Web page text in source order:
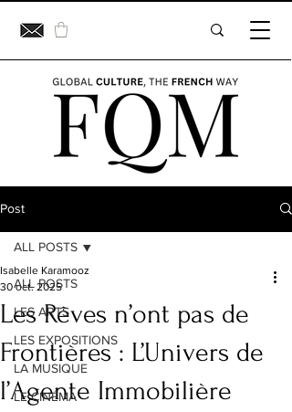
Post
ALL POSTS
LES ARTS
LES EXPOSITIONS
LA MUSIQUE
LE CINÉMA
ALL POSTS
Les Rêves n’ont pas de
Frontières : L’Univers de
l’Agente Immobilière
Isabelle Karamooz
30 oct. 2025